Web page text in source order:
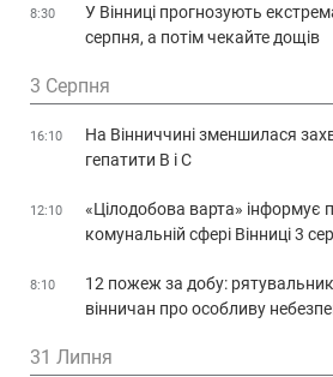
8:30
У Вінниці прогнозують
серпня, а потім чекайте дощів
3 Серпня
16:10
На Вінниччині зменшилася
гепатити В і С
12:10
«Цілодобова варта» інформує
комунальній сфері Вінниці 3
8:10
12 пожеж за добу:
вінничан про особливу
31 Липня